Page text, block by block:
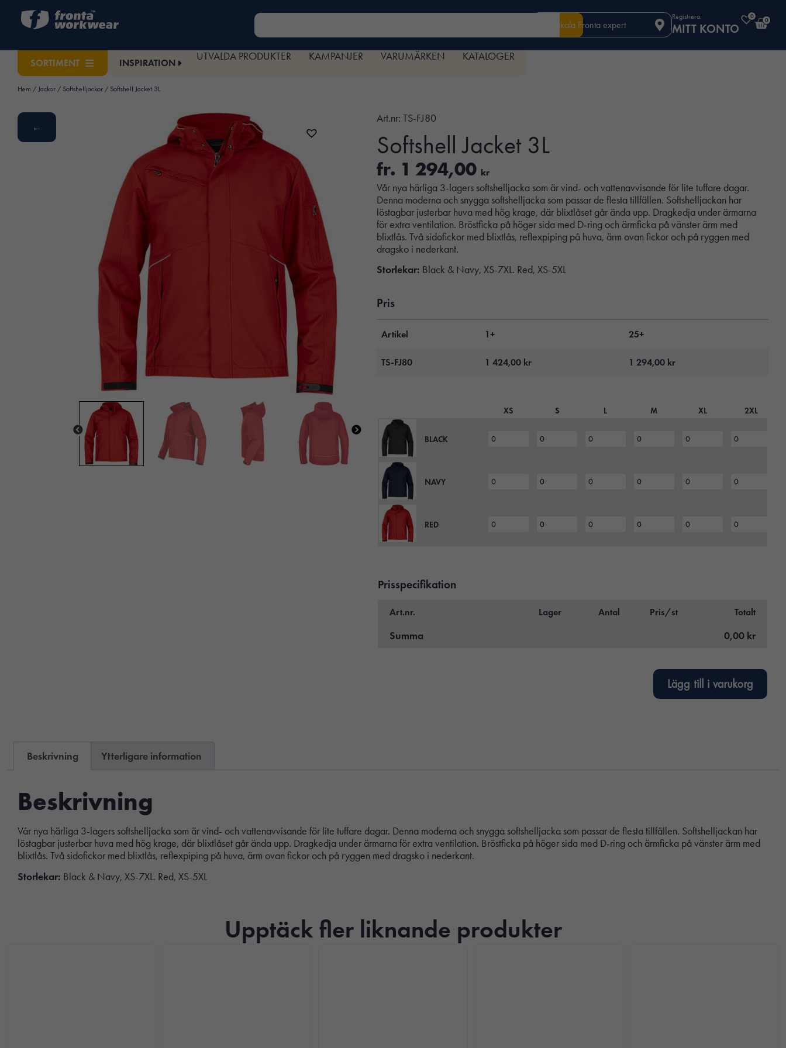
Din lokala Fronta expert
Registrera:
MITT KONTO
0
0
SORTIMENT INSPIRATION
UTVALDA PRODUKTER KAMPANJER VARUMÄRKEN KATALOGER
Hem / Jackor / Softshelljackor / Softshell Jacket 3L
←
Art.nr: TS-FJ80
Softshell Jacket 3L
fr. 1 294,00 kr
Vår nya härliga 3-lagers softshelljacka som är vind- och vattenavvisande för lite tuffare dagar.
Denna moderna och snygga softshelljacka som passar de flesta tillfällen. Softshelljackan har
löstagbar justerbar huva med hög krage, där blixtlåset går ända upp. Dragkedja under ärmarna
för extra ventilation. Bröstficka på höger sida med D-ring och ärmficka på vänster ärm med
blixtlås. Två sidofickor med blixtlås, reflexpiping på huva, ärm ovan fickor och på ryggen med
dragsko i nederkant.
Storlekar: Black & Navy, XS-7XL. Red, XS-5XL
Pris
Artikel 1+ 25+
TS-FJ80 1 424,00 kr 1 294,00 kr
XS S L M XL 2XL
BLACK
NAVY
RED
Prisspecifikation
Art.nr. Lager Antal Pris/st Totalt
Summa 0,00 kr
Lägg till i varukorg
Beskrivning Ytterligare information
Beskrivning
Vår nya härliga 3-lagers softshelljacka som är vind- och vattenavvisande för lite tuffare dagar. Denna moderna och snygga softshelljacka som passar de flesta tillfällen. Softshelljackan har
löstagbar justerbar huva med hög krage, där blixtlåset går ända upp. Dragkedja under ärmarna för extra ventilation. Bröstficka på höger sida med D-ring och ärmficka på vänster ärm med
blixtlås. Två sidofickor med blixtlås, reflexpiping på huva, ärm ovan fickor och på ryggen med dragsko i nederkant.
Storlekar: Black & Navy, XS-7XL. Red, XS-5XL
Upptäck fler liknande produkter